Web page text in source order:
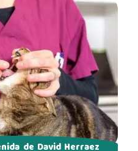
de David Herraez